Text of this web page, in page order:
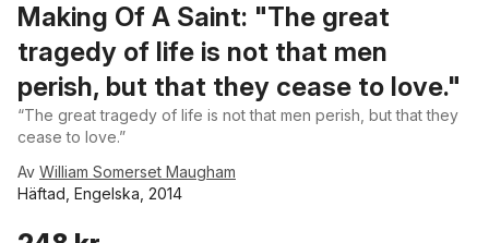
Making Of A Saint: "The great
tragedy of life is not that men
perish, but that they cease to love."
“The great tragedy of life is not that men perish, but that they
cease to love.”
Av William Somerset Maugham
Häftad, Engelska, 2014